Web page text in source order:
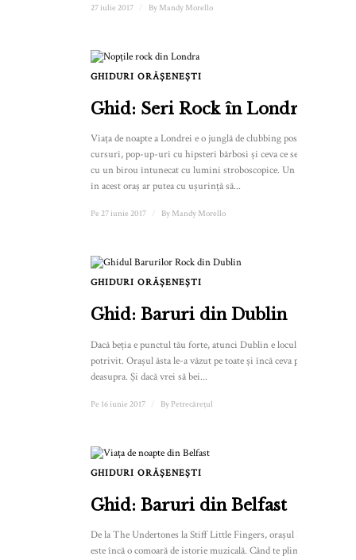
27 iulie 2017 By Mandy Morello
GHIDURI ORĂȘENEȘTI
Ghid: Seri Rock în Londra
Viața de noapte a Londrei e o junglă de clubbing post-
cursuri, pop-up-uri cu hipsteri bărbosi și ceva ce seamănă
cu un birou întunecat cu lumini stroboscopice. Un străin
în acest oraș ar putea cu ușurință să...
Pe 27 iunie 2017 By Mandy Morello
GHIDURI ORĂȘENEȘTI
Ghid: Baruri din Dublin
Dacă beția e punctul tău forte, atunci Dublin e locul
potrivit. Orașul ăsta le-a văzut pe toate și încă ceva pe
deasupra. Și dacă vrei să bei...
Pe 16 iunie 2017 By Petrecărețul
GHIDURI ORĂȘENEȘTI
Ghid: Baruri din Belfast
De la The Undertones la Stiff Little Fingers, orașul Belfast
este încă o comoară de istorie muzicală. Când te plimbi pe